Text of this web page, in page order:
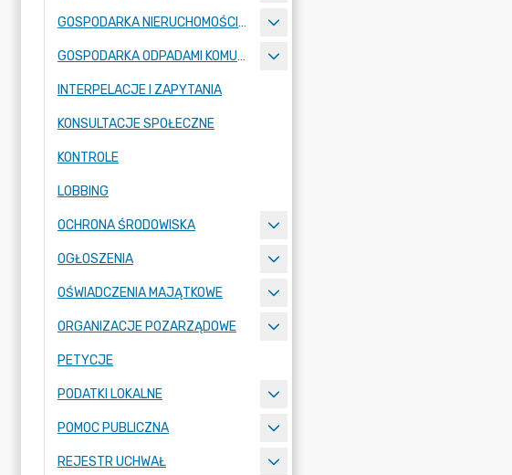
GOSPODARKA NIERUCHOMOŚCIAMI
GOSPODARKA ODPADAMI KOMUNALNYMI
INTERPELACJE I ZAPYTANIA
KONSULTACJE SPOŁECZNE
KONTROLE
LOBBING
OCHRONA ŚRODOWISKA
OGŁOSZENIA
OŚWIADCZENIA MAJĄTKOWE
ORGANIZACJE POZARZĄDOWE
PETYCJE
PODATKI LOKALNE
POMOC PUBLICZNA
REJESTR UCHWAŁ